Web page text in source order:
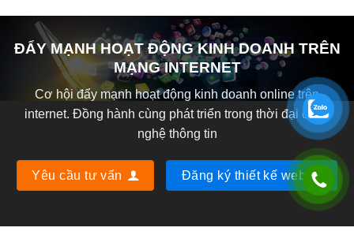
ĐẨY MẠNH HOẠT ĐỘNG KINH DOANH TRÊN
MẠNG INTERNET
Cơ hội đẩy mạnh hoạt động kinh doanh online trên
internet. Đồng hành cùng phát triển trong thời đại công
nghệ thông tin
Yêu cầu tư vấn Đăng ký thiết kế web